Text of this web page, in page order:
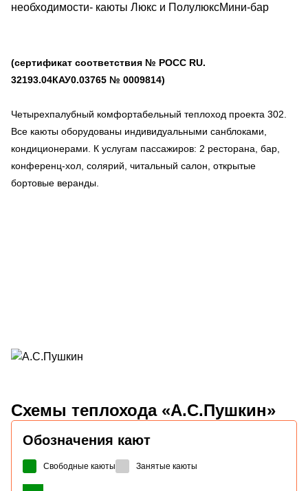
(сертификат соответствия № РОСС RU.
32193.04КАУ0.03765 № 0009814)
Четырехпалубный комфортабельный теплоход проекта 302.
Все каюты оборудованы индивидуальными санблоками,
кондиционерами. К услугам пассажиров: 2 ресторана, бар,
конференц-хол, солярий, читальный салон, открытые
бортовые веранды.
необходимости- каюты Люкс и ПолулюксМини-бар
Схемы теплохода «А.С.Пушкин»
Обозначения кают
Свободные каюты Занятые каюты